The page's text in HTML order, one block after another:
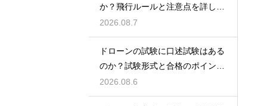
か？飛行ルールと注意点を詳しく
解説
2026.08.7
ドローンの試験に口述試験はある
のか？試験形式と合格のポイント
を解説
2026.08.6